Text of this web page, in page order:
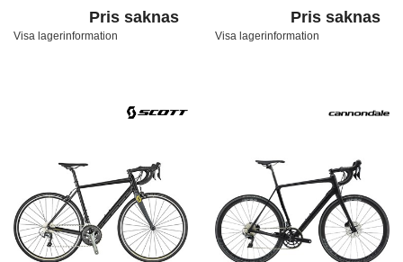
Pris saknas
Visa lagerinformation
Pris saknas
Visa lagerinformation